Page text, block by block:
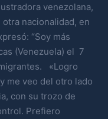
venezolana,
nacionalidad, en
“Soy más
(Venezuela) el 7
«Logro
me veo del otro lado
con su trozo de
Prefiero